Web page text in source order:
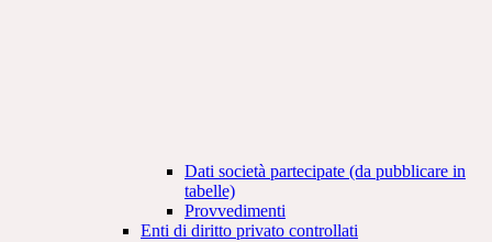
Dati società partecipate (da pubblicare in
tabelle)
Provvedimenti
Enti di diritto privato controllati